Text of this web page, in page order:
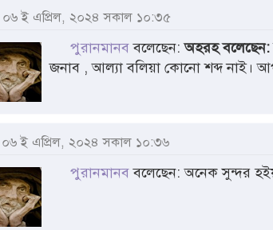
০৬ ই এপ্রিল, ২০২৪ সকাল ১০:৩৫
পুরানমানববলেছেন:অহরহ
জনাব , আল্যা বলিয়া কোনো শব্দ নাই।
০৬ ই এপ্রিল, ২০২৪ সকাল ১০:৩৬
পুরানমানববলেছেন: অনেক সুন্দর